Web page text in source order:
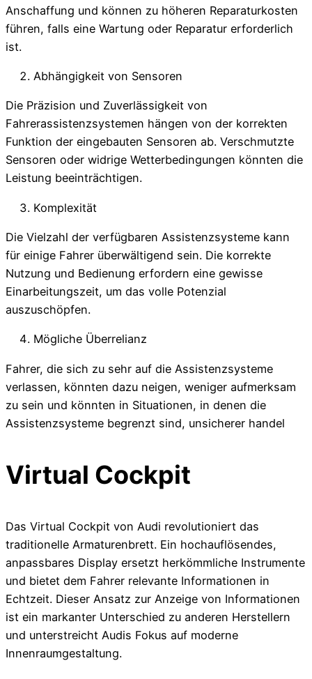
Anschaffung und können zu höheren Reparaturkosten
führen, falls eine Wartung oder Reparatur erforderlich
ist.
Abhängigkeit von Sensoren
Die Präzision und Zuverlässigkeit von
Fahrerassistenzsystemen hängen von der korrekten
Funktion der eingebauten Sensoren ab. Verschmutzte
Sensoren oder widrige Wetterbedingungen könnten die
Leistung beeinträchtigen.
Komplexität
Die Vielzahl der verfügbaren Assistenzsysteme kann
für einige Fahrer überwältigend sein. Die korrekte
Nutzung und Bedienung erfordern eine gewisse
Einarbeitungszeit, um das volle Potenzial
auszuschöpfen.
Mögliche Überrelianz
Fahrer, die sich zu sehr auf die Assistenzsysteme
verlassen, könnten dazu neigen, weniger aufmerksam
zu sein und könnten in Situationen, in denen die
Assistenzsysteme begrenzt sind, unsicherer handel
Virtual Cockpit
Das Virtual Cockpit von Audi revolutioniert das
traditionelle Armaturenbrett. Ein hochauflösendes,
anpassbares Display ersetzt herkömmliche Instrumente
und bietet dem Fahrer relevante Informationen in
Echtzeit. Dieser Ansatz zur Anzeige von Informationen
ist ein markanter Unterschied zu anderen Herstellern
und unterstreicht Audis Fokus auf moderne
Innenraumgestaltung.